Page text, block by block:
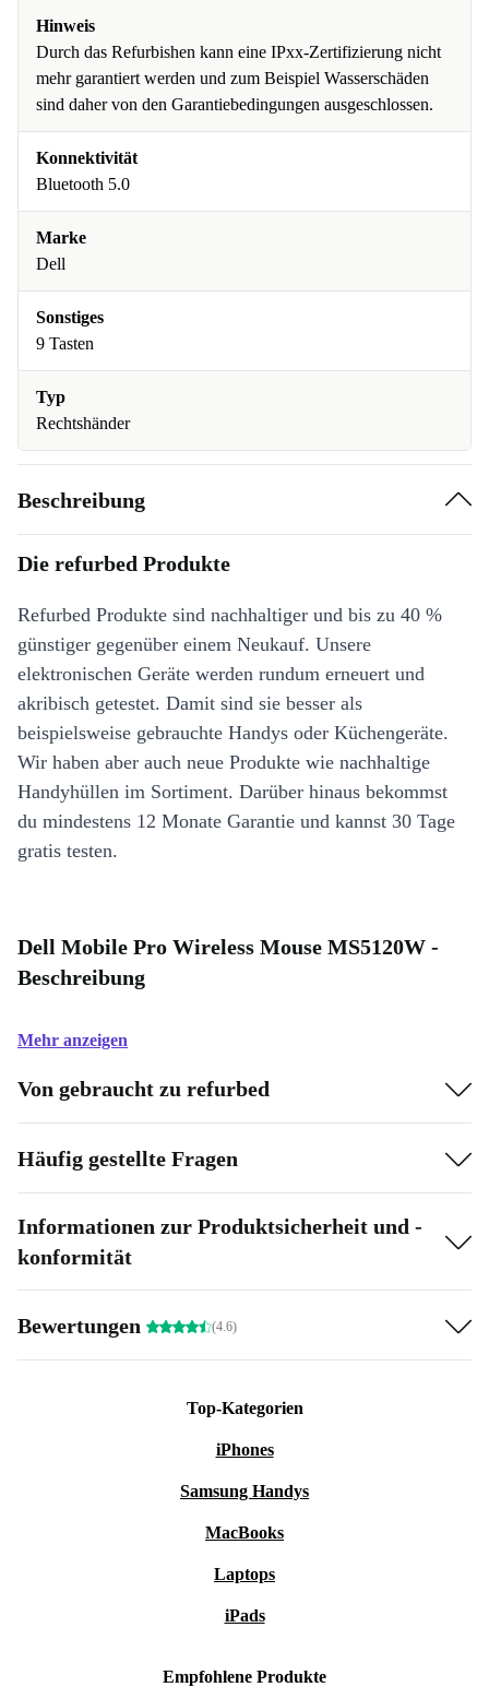
Hinweis
Durch das Refurbishen kann eine IPxx-Zertifizierung nicht
mehr garantiert werden und zum Beispiel Wasserschäden
sind daher von den Garantiebedingungen ausgeschlossen.
Konnektivität
Bluetooth 5.0
Marke
Dell
Sonstiges
9 Tasten
Typ
Rechtshänder
Beschreibung
Die refurbed Produkte
Refurbed Produkte sind nachhaltiger und bis zu 40 %
günstiger gegenüber einem Neukauf. Unsere
elektronischen Geräte werden rundum erneuert und
akribisch getestet. Damit sind sie besser als
beispielsweise gebrauchte Handys oder Küchengeräte.
Wir haben aber auch neue Produkte wie nachhaltige
Handyhüllen im Sortiment. Darüber hinaus bekommst
du mindestens 12 Monate Garantie und kannst 30 Tage
gratis testen.
Dell Mobile Pro Wireless Mouse MS5120W -
Beschreibung
Mehr anzeigen
Von gebraucht zu refurbed
Häufig gestellte Fragen
Informationen zur Produktsicherheit und -
konformität
Bewertungen (4.6)
Top-Kategorien
iPhones
Samsung Handys
MacBooks
Laptops
iPads
Empfohlene Produkte